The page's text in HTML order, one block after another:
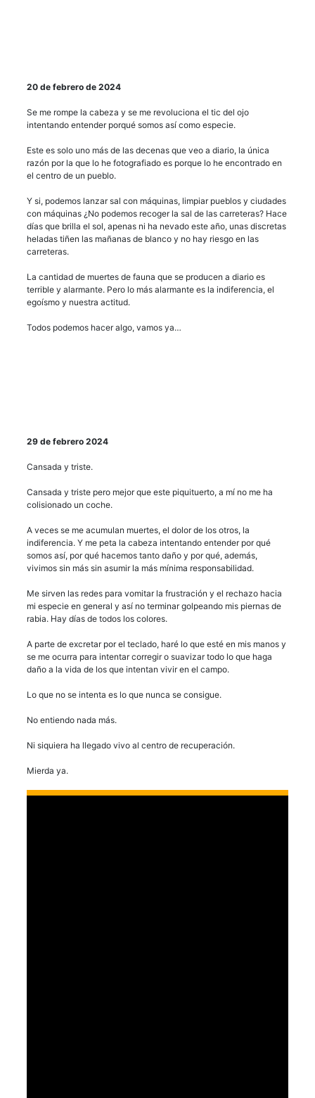
20 de febrero de 2024
Se me rompe la cabeza y se me revoluciona el tic del ojo
intentando entender porqué somos así como especie.
Este es solo uno más de las decenas que veo a diario, la única
razón por la que lo he fotografiado es porque lo he encontrado en
el centro de un pueblo.
Y si, podemos lanzar sal con máquinas, limpiar pueblos y ciudades
con máquinas ¿No podemos recoger la sal de las carreteras? Hace
días que brilla el sol, apenas ni ha nevado este año, unas discretas
heladas tiñen las mañanas de blanco y no hay riesgo en las
carreteras.
La cantidad de muertes de fauna que se producen a diario es
terrible y alarmante. Pero lo más alarmante es la indiferencia, el
egoísmo y nuestra actitud.
Todos podemos hacer algo, vamos ya…
29 de febrero 2024
Cansada y triste.
Cansada y triste pero mejor que este piquituerto, a mí no me ha
colisionado un coche.
A veces se me acumulan muertes, el dolor de los otros, la
indiferencia. Y me peta la cabeza intentando entender por qué
somos así, por qué hacemos tanto daño y por qué, además,
vivimos sin más sin asumir la más mínima responsabilidad.
Me sirven las redes para vomitar la frustración y el rechazo hacia
mi especie en general y así no terminar golpeando mis piernas de
rabia. Hay días de todos los colores.
A parte de excretar por el teclado, haré lo que esté en mis manos y
se me ocurra para intentar corregir o suavizar todo lo que haga
daño a la vida de los que intentan vivir en el campo.
Lo que no se intenta es lo que nunca se consigue.
No entiendo nada más.
Ni siquiera ha llegado vivo al centro de recuperación.
Mierda ya.